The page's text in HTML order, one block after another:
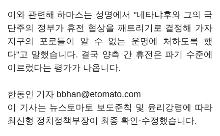
이와 관련해 하마스는 성명에서 "네타냐후와 그의 극
단주의 정부가 휴전 협상을 깨트리기로 결정해 가자
지구의 포로들이 알 수 없는 운명에 처하도록 했
다"고 말했습니다. 결국 양측 간 휴전은 파기 수준에
이르렀다는 평가가 나옵니다.
한동인 기자 bbhan@etomato.com
이 기사는 뉴스토마토 보도준칙 및 윤리강령에 따라
최신형 정치정책부장이 최종 확인·수정했습니다.